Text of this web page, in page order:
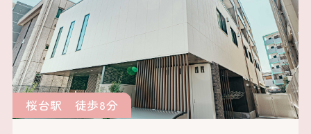
桜台駅 徒歩8分